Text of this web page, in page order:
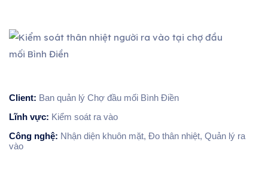
Client: Ban quản lý Chợ đầu mối Bình Điền
Lĩnh vực: Kiểm soát ra vào
Công nghệ: Nhận diện khuôn mặt, Đo thân nhiệt, Quản lý ra
vào